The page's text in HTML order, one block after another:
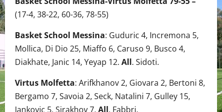
(17-4, 38-22, 60-36, 78-55)
Basket School Messina: Guduric 4, Incremona 5,
Mollica, Di Dio 25, Miaffo 6, Caruso 9, Busco 4,
Diakhate, Janic 14, Yeyap 12. All. Sidoti.
Virtus Molfetta: Arifkhanov 2, Giovara 2, Bertoni 8,
Bergamo 7, Savoia 2, Seck, Natalini 7, Gulley 15,
Jankovic 5, Sirakhov 7. All. Fabbri.